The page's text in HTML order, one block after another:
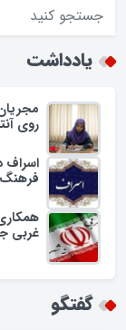
افزایش تجمل
یادداشت
اسراف